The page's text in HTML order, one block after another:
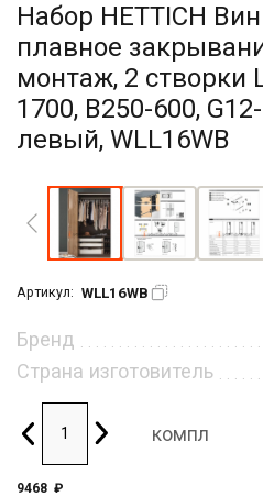
Набор HETTICH
плавное
монтаж, 2 створки
1700, B250-600,
левый, WLL16WB
Артикул: WLL16WB
Бренд
Страна изготовитель
компл
9468 ₽